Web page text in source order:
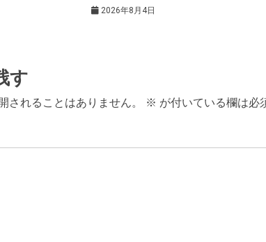
2026年8月4日
す
されることはありません。 ※ が付いている欄は必